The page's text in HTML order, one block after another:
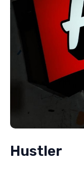
Hustler